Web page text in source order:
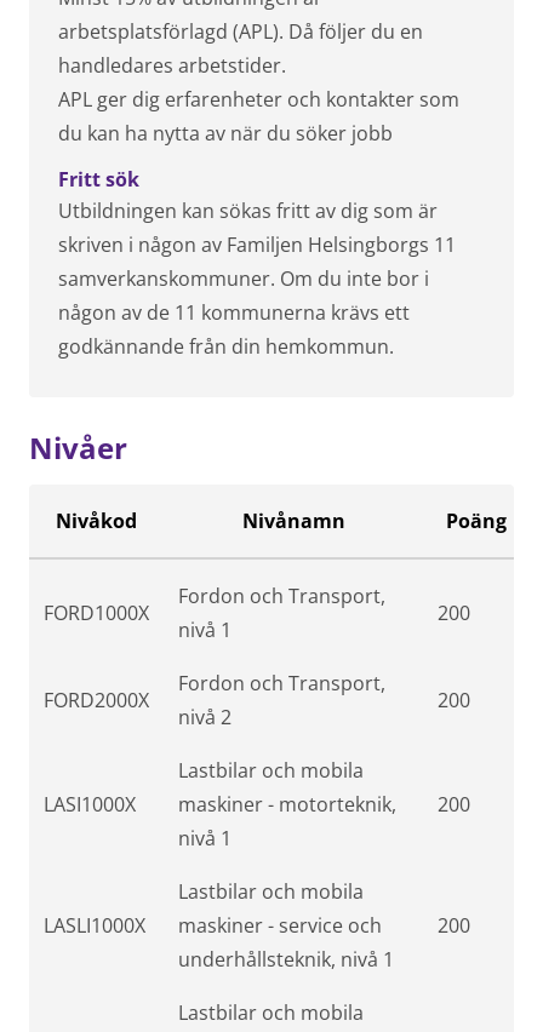
arbetsplatsförlagd (APL). Då följer du en
handledares arbetstider.
APL ger dig erfarenheter och kontakter som
du kan ha nytta av när du söker jobb
Fritt sök
Utbildningen kan sökas fritt av dig som är
skriven i någon av Familjen Helsingborgs 11
samverkanskommuner. Om du inte bor i
någon av de 11 kommunerna krävs ett
godkännande från din hemkommun.
Nivåer
Nivåkod Nivånamn Poäng
FORD1000X
Fordon och Transport,
nivå 1
200
FORD2000X
Fordon och Transport,
nivå 2
200
LASI1000X
Lastbilar och mobila
maskiner - motorteknik,
nivå 1
200
LASLI1000X
Lastbilar och mobila
maskiner - service och
underhållsteknik, nivå 1
200
Lastbilar och mobila